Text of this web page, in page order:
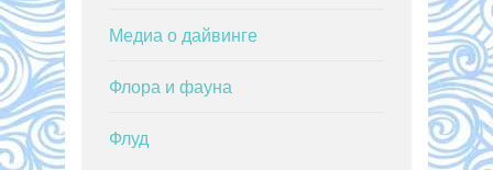
Медиа о дайвинге
Флора и фауна
Флуд